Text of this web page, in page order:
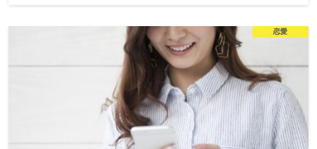
恋愛